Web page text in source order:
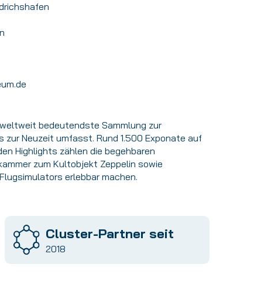
bedeutendste Sammlung zur
Neuzeit umfasst. Rund 1.500 Exponate auf
Highlights zählen die begehbaren
zum Kultobjekt Zeppelin sowie
erlebbar machen.
Cluster-Partner seit
2018